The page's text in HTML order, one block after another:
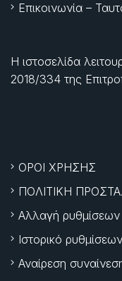
Επικοινωνία –
Η ιστοσελίδα
2018/334 της
ΟΡΟΙ ΧΡΗΣΗΣ
ΠΟΛΙΤΙΚΗ
Αλλαγή
Ιστορικό
Αναίρεση